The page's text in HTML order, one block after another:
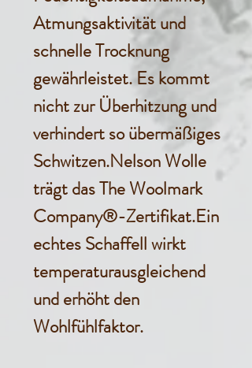
Atmungsaktivität und
schnelle Trocknung
gewährleistet. Es kommt
nicht zur Überhitzung und
verhindert so übermäßiges
Schwitzen.Nelson Wolle
trägt das The Woolmark
Company®-Zertifikat.Ein
echtes Schaffell wirkt
temperaturausgleichend
und erhöht den
Wohlfühlfaktor.